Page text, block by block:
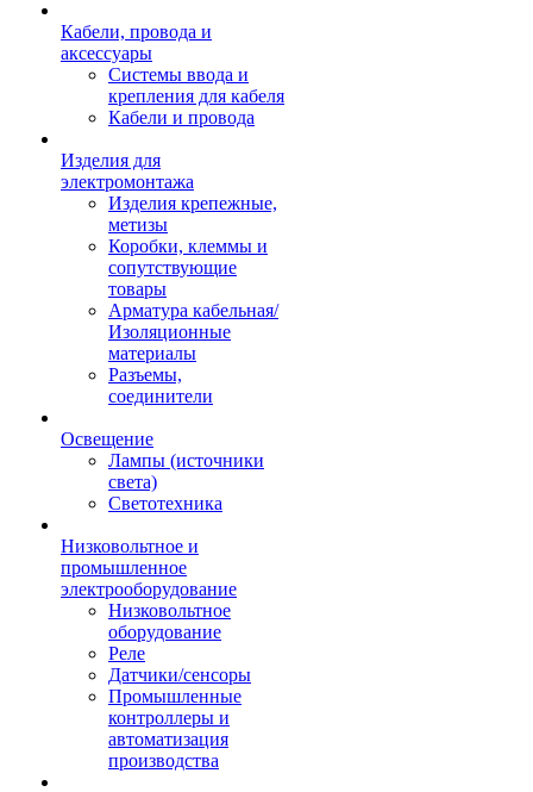
Кабели, провода и
аксессуары
Системы ввода и
крепления для кабеля
Кабели и провода
Изделия для
электромонтажа
Изделия крепежные,
метизы
Коробки, клеммы и
сопутствующие
товары
Арматура кабельная/
Изоляционные
материалы
Разъемы,
соединители
Освещение
Лампы (источники
света)
Светотехника
Низковольтное и
промышленное
электрооборудование
Низковольтное
оборудование
Реле
Датчики/сенсоры
Промышленные
контроллеры и
автоматизация
производства